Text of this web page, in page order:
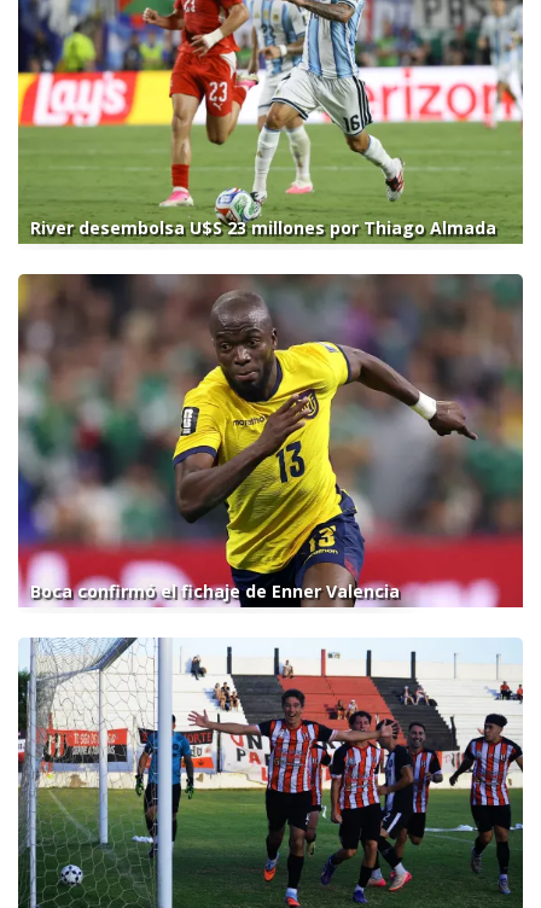
River desembolsa U$S 23 millones por Thiago Almada
Boca confirmó el fichaje de Enner Valencia